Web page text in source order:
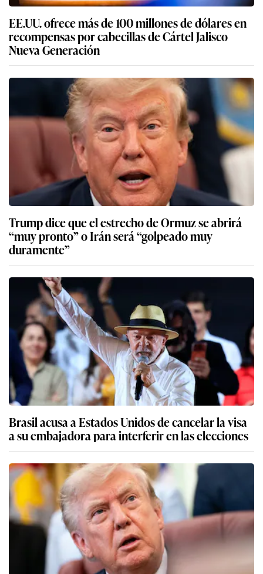
EE.UU. ofrece más de 100 millones de dólares en
recompensas por cabecillas de Cártel Jalisco
Nueva Generación
Trump dice que el estrecho de Ormuz se abrirá
“muy pronto” o Irán será “golpeado muy
duramente”
Brasil acusa a Estados Unidos de cancelar la visa
a su embajadora para interferir en las elecciones